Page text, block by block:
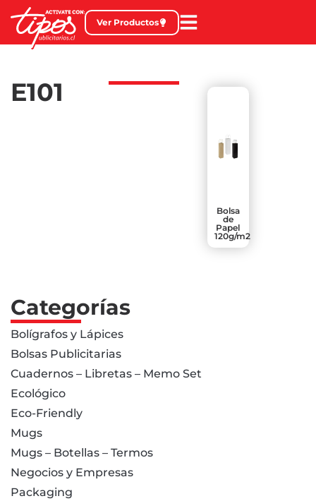
Ver Productos
E101
Bolsa
de
Papel
120g/m2
Categorías
Bolígrafos y Lápices
Bolsas Publicitarias
Cuadernos – Libretas – Memo Set
Ecológico
Eco-Friendly
Mugs
Mugs – Botellas – Termos
Negocios y Empresas
Packaging